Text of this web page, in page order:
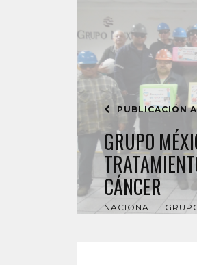
PUBLICACIÓN
GRUPO
CÁNCER
NACIONAL